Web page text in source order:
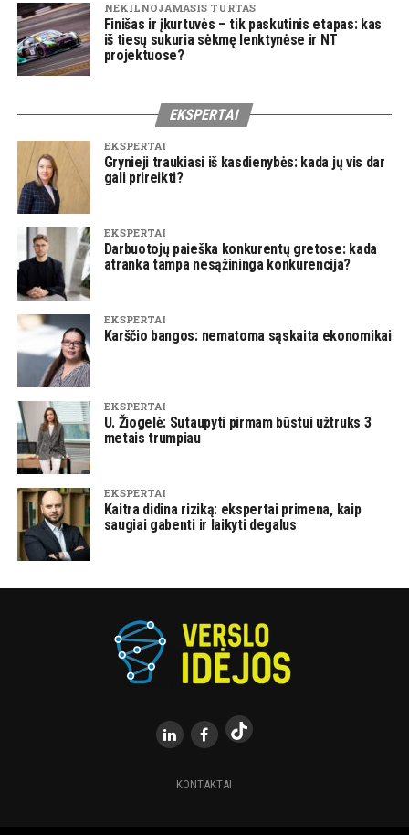
NEKILNOJAMASIS TURTAS
Finišas ir įkurtuvės – tik paskutinis etapas: kas
iš tiesų sukuria sėkmę lenktynėse ir NT
projektuose?
EKSPERTAI
EKSPERTAI
Grynieji traukiasi iš kasdienybės: kada jų vis dar
gali prireikti?
EKSPERTAI
Darbuotojų paieška konkurentų gretose: kada
atranka tampa nesąžininga konkurencija?
EKSPERTAI
Karščio bangos: nematoma sąskaita ekonomikai
EKSPERTAI
U. Žiogelė: Sutaupyti pirmam būstui užtruks 3
metais trumpiau
EKSPERTAI
Kaitra didina riziką: ekspertai primena, kaip
saugiai gabenti ir laikyti degalus
KONTAKTAI